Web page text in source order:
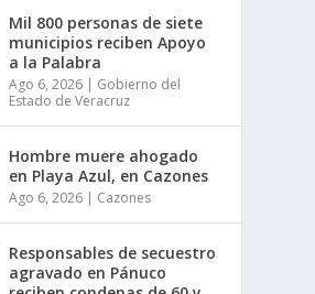
Mil 800 personas de siete
municipios reciben Apoyo
a la Palabra
Ago 6, 2026 | Gobierno del
Estado de Veracruz
Hombre muere ahogado
en Playa Azul, en Cazones
Ago 6, 2026 | Cazones
Responsables de secuestro
agravado en Pánuco